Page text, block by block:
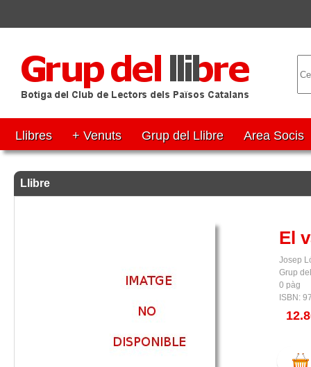
Llibres + Venuts Grup del Llibre Area Socis
Llibre
El
Josep
Grup
0 pàg
ISBN: